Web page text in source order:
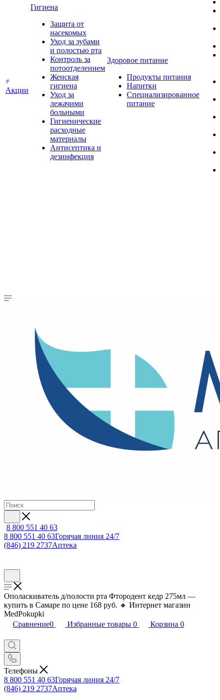
Акции
Гигиена
Защита от
насекомых
Уход за зубами
и полостью рта
Контроль за
потоотделением
Женская
гигиена
Уход за
лежачими
больными
Гигиенические
расходные
материалы
Антисептика и
дезинфекция
Здоровое питание
Продукты питания
Напитки
Специализированное
питание
8 800 551 40 63
8 800 551 40 63Горячая линия 24/7
(846) 219 2737Аптека
Ополаскиватель д/полости рта Фтородент кедр 275мл —
купить в Самаре по цене 168 руб. 🔸 Интернет магазин
MedPokupki
Сравнение0 Избранные товары 0 Корзина 0
Телефоны
8 800 551 40 63Горячая линия 24/7
(846) 219 2737Аптека